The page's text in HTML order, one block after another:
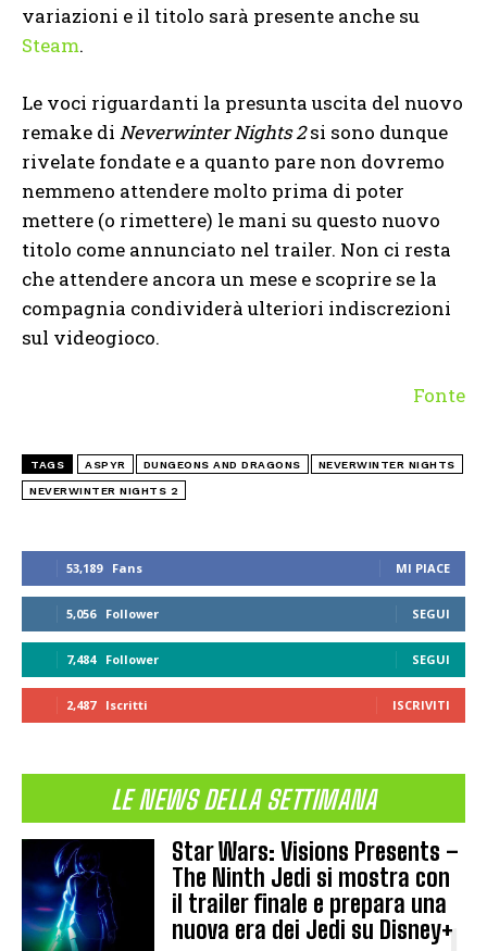
53,189 Fans MI PIACE
5,056 Follower SEGUI
7,484 Follower SEGUI
2,487 Iscritti ISCRIVITI
LE NEWS DELLA SETTIMANA
Star Wars: Visions Presents –
The Ninth Jedi si mostra con
il trailer finale e prepara una
nuova era dei Jedi su Disney+
variazioni e il titolo sarà presente anche su
Steam.
Le voci riguardanti la presunta uscita del nuovo
remake di Neverwinter Nights 2si sono dunque
rivelate fondate e a quanto pare non dovremo
nemmeno attendere molto prima di poter
mettere (o rimettere) le mani su questo nuovo
titolo come annunciato nel trailer. Non ci resta
che attendere ancora un mese e scoprire se la
compagnia condividerà ulteriori indiscrezioni
sul videogioco.
Fonte
TAGS ASPYR DUNGEONS AND DRAGONS NEVERWINTER NIGHTS
NEVERWINTER NIGHTS 2